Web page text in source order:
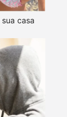
casa